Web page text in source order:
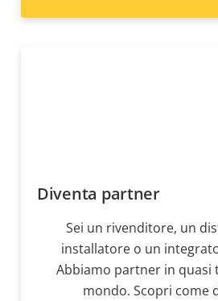
Diventa partner
Sei un rivenditore, un
installatore o un
Abbiamo partner in quasi
mondo. Scopri come